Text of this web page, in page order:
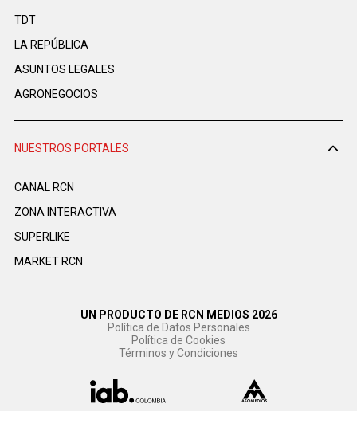
TDT
LA REPÚBLICA
ASUNTOS LEGALES
AGRONEGOCIOS
NUESTROS PORTALES
CANAL RCN
ZONA INTERACTIVA
SUPERLIKE
MARKET RCN
UN PRODUCTO DE RCN MEDIOS 2026
Política de Datos Personales
Política de Cookies
Términos y Condiciones